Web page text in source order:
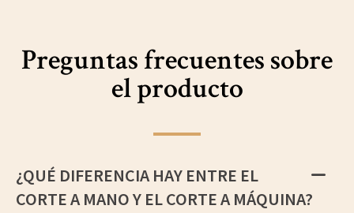
Preguntas frecuentes sobre
el producto
¿QUÉ DIFERENCIA HAY ENTRE EL
CORTE A MANO Y EL CORTE A MÁQUINA?